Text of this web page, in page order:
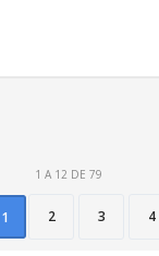
1 A 12 DE 79
1 2 3 4